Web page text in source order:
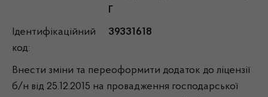
Г
Ідентифікаційний
код:
39331618
Внести зміни та переоформити додаток до ліцензії
б/н від 25.12.2015 на провадження господарської